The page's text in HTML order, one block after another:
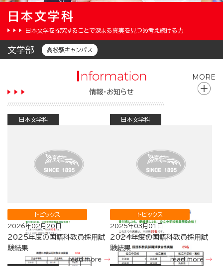
日本文学科
日本文学を探究することで深まる真実を見つめ考え続ける力
文学部 高松駅キャンパス
情報・お知らせ
MORE
日本文学科
トピックス
2026年02月20日
2025年度の国語科教員採⽤試
験結果
read more
日本文学科
トピックス
2025年03月01日
2024年度の国語科教員採⽤試
験結果
read more